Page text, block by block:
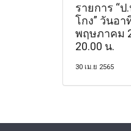
รายการ “
โกง” วันอา
พฤษภาคม
20.00 น.
30 เม.ย 2565